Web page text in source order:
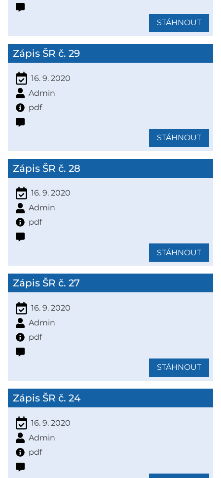
STÁHNOUT
Zápis ŠR č. 29
16. 9. 2020
Admin
pdf
STÁHNOUT
Zápis ŠR č. 28
16. 9. 2020
Admin
pdf
STÁHNOUT
Zápis ŠR č. 27
16. 9. 2020
Admin
pdf
STÁHNOUT
Zápis ŠR č. 24
16. 9. 2020
Admin
pdf